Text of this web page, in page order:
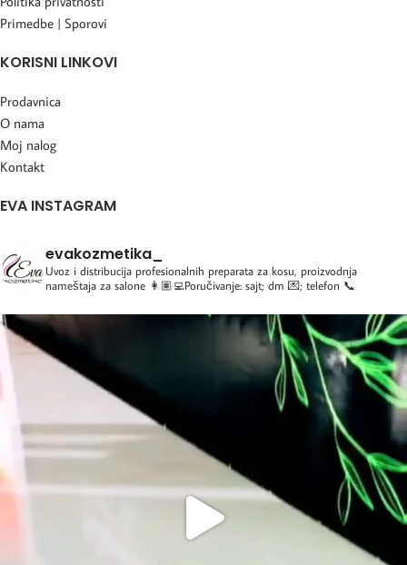
Primedbe | Sporovi
KORISNI LINKOVI
Prodavnica
O nama
Moj nalog
Kontakt
EVA INSTAGRAM
evakozmetika_
Uvoz i distribucija profesionalnih preparata za kosu, proizvodnja
nameštaja za salone 👩🏽‍💻Poručivanje: sajt; dm 💌; telefon 📞